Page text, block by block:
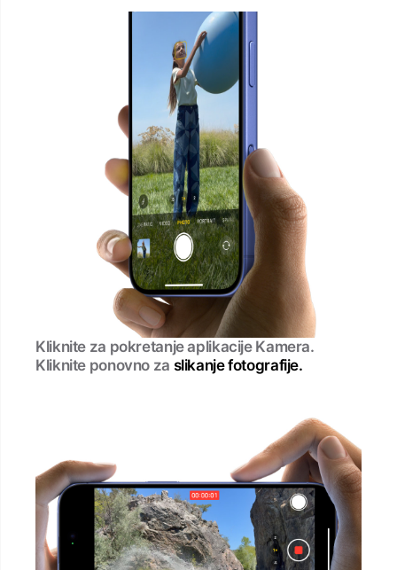
Kliknite za pokretanje aplikacije Kamera.
Kliknite ponovno za slikanje fotografije.